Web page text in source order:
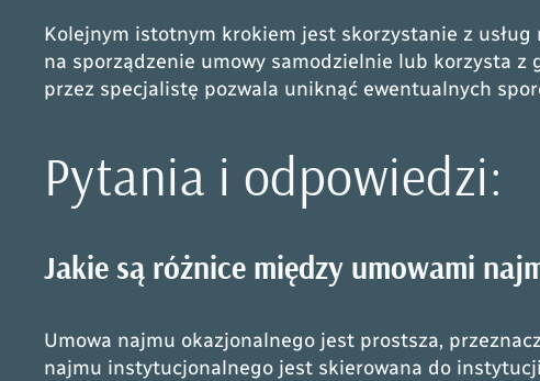
Kolejnym istotnym krokiem jest skorzystanie z
na sporządzenie umowy samodzielnie lub korzysta z
przez specjalistę pozwala uniknąć ewentualnych
Pytania i odpowiedzi:
Jakie są różnice między umowami
Umowa najmu okazjonalnego jest prostsza,
najmu instytucjonalnego jest skierowana do